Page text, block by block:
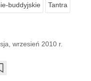
buddyjskie Tantra
wrzesień 2010 r.